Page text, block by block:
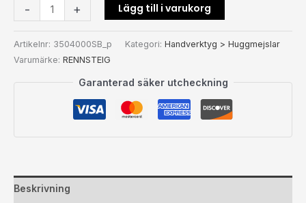
- + Lägg till i varukorg
Artikelnr: 3504000SB_p Kategori: Handverktyg > Huggmejslar
Varumärke: RENNSTEIG
Garanterad säker utcheckning
Beskrivning